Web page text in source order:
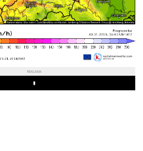
REKLAMA
Play